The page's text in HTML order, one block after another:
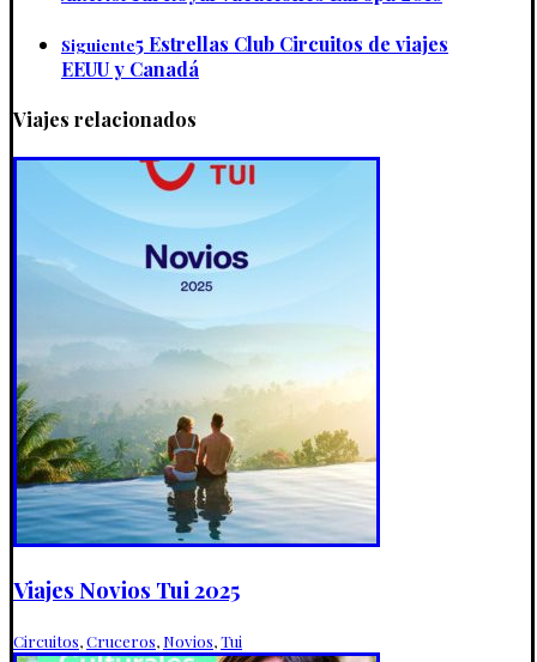
Siguiente5 Estrellas Club Circuitos de viajes
EEUU y Canadá
Viajes relacionados
Viajes Novios Tui 2025
Circuitos,Cruceros, Novios,Tui